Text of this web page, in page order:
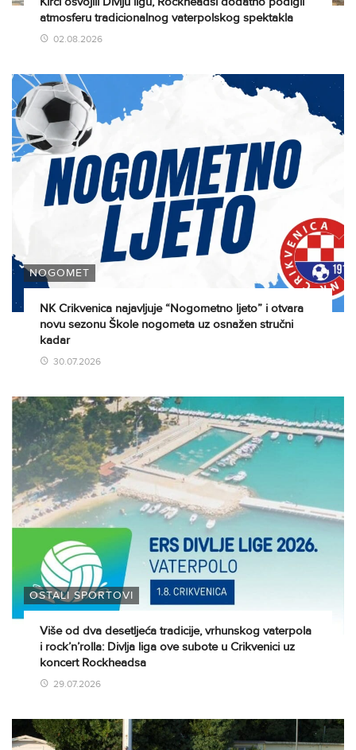
atmosferu tradicionalnog vaterpolskog spektakla
02.08.2026
NOGOMET
NK Crikvenica najavljuje “Nogometno ljeto” i otvara
novu sezonu Škole nogometa uz osnažen stručni
kadar
30.07.2026
OSTALI SPORTOVI
Više od dva desetljeća tradicije, vrhunskog vaterpola
i rock’n’rolla: Divlja liga ove subote u Crikvenici uz
koncert Rockheadsa
29.07.2026